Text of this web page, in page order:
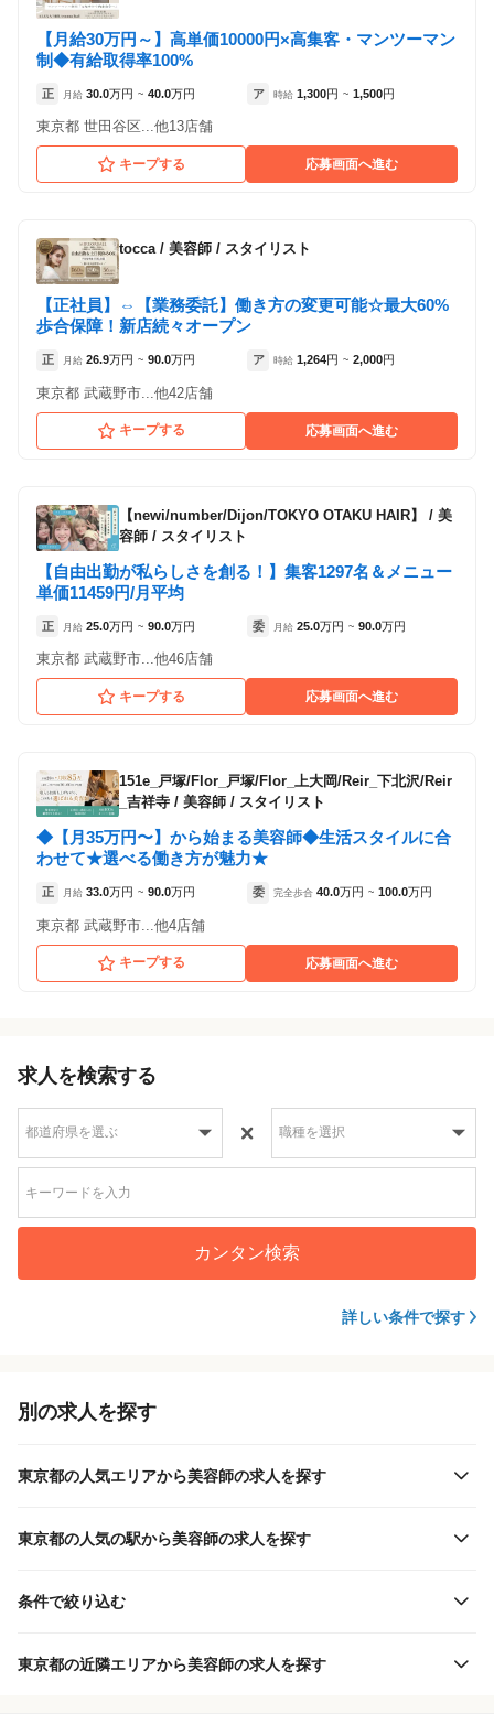
【月給30万円～】高単価10000円×高集客・マンツーマン
制◆有給取得率100%
正 月給 30.0万円 ~ 40.0万円 ア 時給 1,300円 ~ 1,500円
東京都 世田谷区...他13店舗
キープする 応募画面へ進む
tocca/ 美容師 / スタイリスト
【正社員】⇔【業務委託】働き方の変更可能☆最大60%
歩合保障！新店続々オープン
正 月給 26.9万円 ~ 90.0万円 ア 時給 1,264円 ~ 2,000円
東京都 武蔵野市...他42店舗
キープする 応募画面へ進む
【newi/number/Dijon/TOKYO OTAKU HAIR】 / 美
容師 / スタイリスト
【自由出勤が私らしさを創る！】集客1297名＆メニュー
単価11459円/月平均
正 月給 25.0万円 ~ 90.0万円 委 月給 25.0万円 ~ 90.0万円
東京都 武蔵野市...他46店舗
キープする 応募画面へ進む
151e_戸塚/Flor_戸塚/Flor_上大岡/Reir_下北沢/Reir
_吉祥寺 / 美容師 / スタイリスト
◆【月35万円〜】から始まる美容師◆生活スタイルに合
わせて★選べる働き方が魅力★
正 月給 33.0万円 ~ 90.0万円 委 完全歩合 40.0万円 ~ 100.0万円
東京都 武蔵野市...他4店舗
キープする 応募画面へ進む
求人を検索する
カンタン検索
詳しい条件で探す
別の求人を探す
東京都の人気エリアから美容師の求人を探す
東京都の人気の駅から美容師の求人を探す
条件で絞り込む
東京都の近隣エリアから美容師の求人を探す